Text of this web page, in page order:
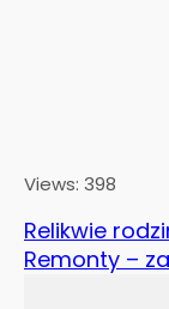
Views: 398
Relikwie
Remonty –